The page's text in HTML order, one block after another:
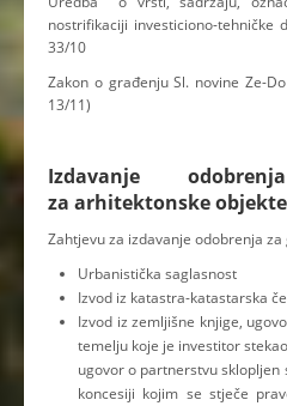
nostrifikaciji investiciono-tehničke
33/10
Zakon o građenju Sl. novine Ze-
13/11)
Izdavanje
za arhitektonske objekte
Zahtjevu za izdavanje odobrenja
Urbanistička saglasnost
Izvod iz katastra-katastarska
Izvod iz zemljišne knjige,
temelju koje je investitor
ugovor o partnerstvu
koncesiji kojim se stječe